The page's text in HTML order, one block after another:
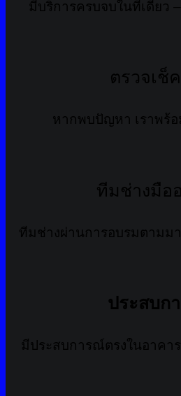
มีบริการครบจบในที่เดียว
ตรวจเช็
หากพบปัญหา เราพร้
ทีมช่างมือ
ทีมช่างผ่านการอบรมตามม
ประสบก
มีประสบการณ์ตรงในอาคา